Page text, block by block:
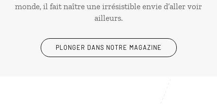
monde, il fait naître une irrésistible envie d’aller voir
ailleurs.
PLONGER DANS NOTRE MAGAZINE